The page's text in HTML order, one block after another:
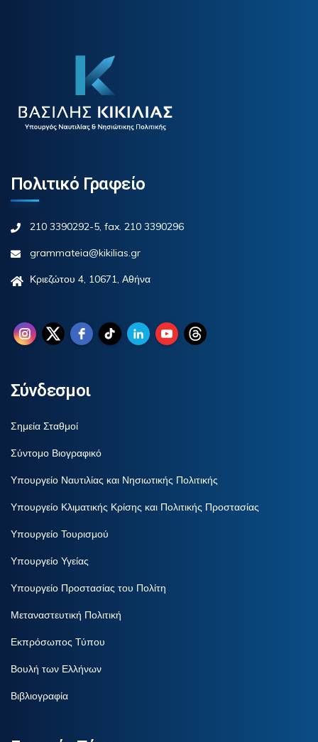
Πολιτικό Γραφείο
210 3390292-5, fax. 210 3390296
grammateia@kikilias.gr
Κριεζώτου 4, 10671, Αθήνα
Σύνδεσμοι
Σημεία Σταθμοί
Σύντομο Βιογραφικό
Υπουργείο Ναυτιλίας και Νησιωτικής Πολιτικής
Υπουργείο Κλιματικής Κρίσης και Πολιτικής Προστασίας
Υπουργείο Τουρισμού
Υπουργείο Υγείας
Υπουργείο Προστασίας του Πολίτη
Μεταναστευτική Πολιτική
Εκπρόσωπος Τύπου
Βουλή των Ελλήνων
Βιβλιογραφία